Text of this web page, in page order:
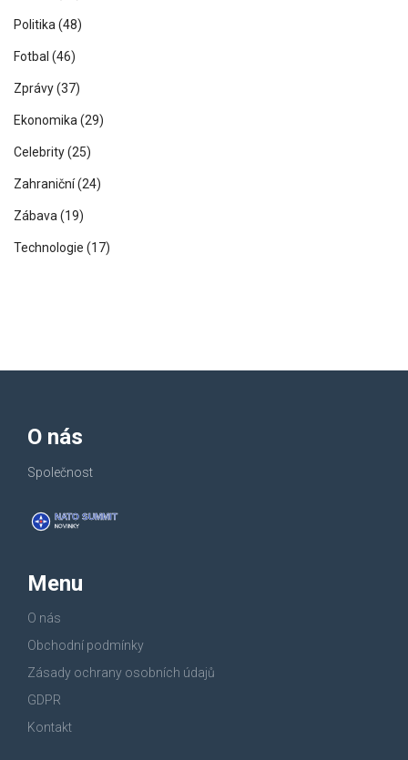
Politika (48)
Fotbal (46)
Zprávy(37)
Ekonomika (29)
Celebrity(25)
Zahraniční(24)
Zábava (19)
Technologie (17)
O nás
Společnost
Menu
O nás
Obchodní podmínky
Zásady ochrany osobních údajů
GDPR
Kontakt